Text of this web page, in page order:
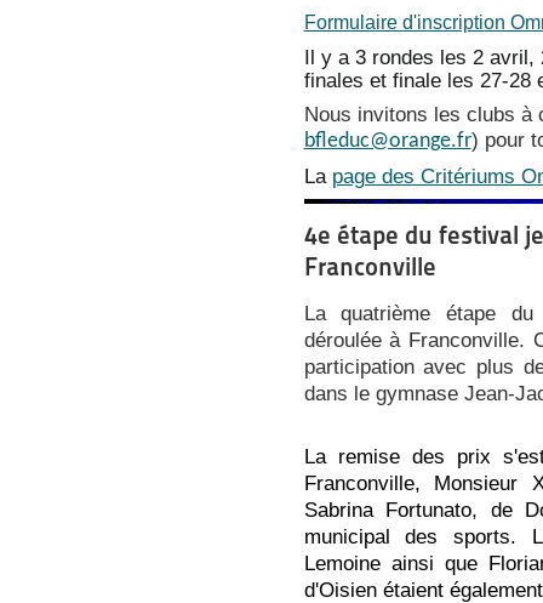
Formulaire d'inscription
Il y a 3 rondes les 2 avril,
finales et finale les 27-28
Nous invitons les clubs à
bfleduc@orange.fr) pour
La page des Critériums
4e étape du festival
Franconville
La quatrième étape
dérouléeà Franconville.
participation avec plus
dans le gymnase Jean-
La remise des prix
Franconville,
Sabrina Fortunato, de
municipal des sports.
Lemoine ainsi que
d'Oisien étaient